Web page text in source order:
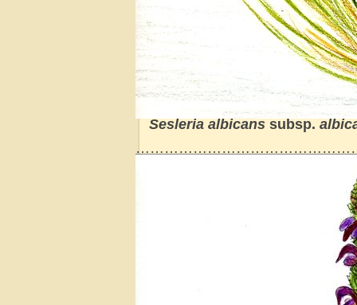
Sesleria albicans subsp.